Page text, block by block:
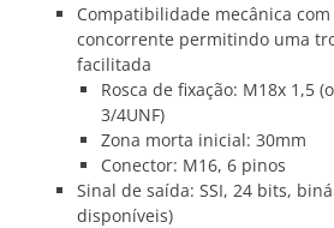
Compatibilidade mecânica
concorrente permitindo uma
facilitada
Rosca de fixação: M18x 1,5
3/4UNF)
Zona morta inicial: 30mm
Conector: M16, 6 pinos
Sinal de saída: SSI, 24 bits,
disponíveis)